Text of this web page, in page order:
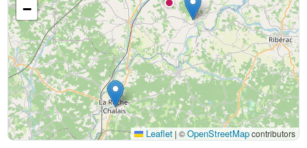
−
Leaflet | ©OpenStreetMapcontributors